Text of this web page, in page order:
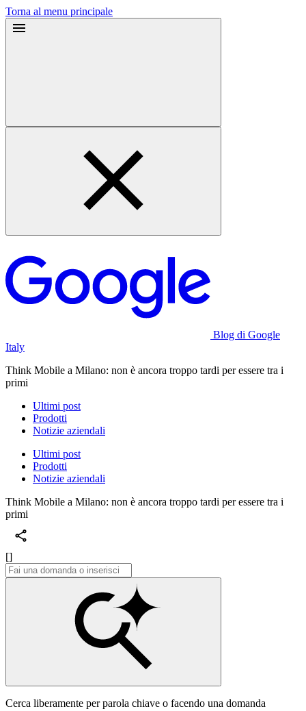
Torna al menu principale
Blog di Google
Italy
Think Mobile a Milano: non è ancora troppo tardi per essere tra i
primi
Ultimi post
Prodotti
Notizie aziendali
Ultimi post
Prodotti
Notizie aziendali
Think Mobile a Milano: non è ancora troppo tardi per essere tra i
primi
[]
Cerca liberamente per parola chiave o facendo una domanda